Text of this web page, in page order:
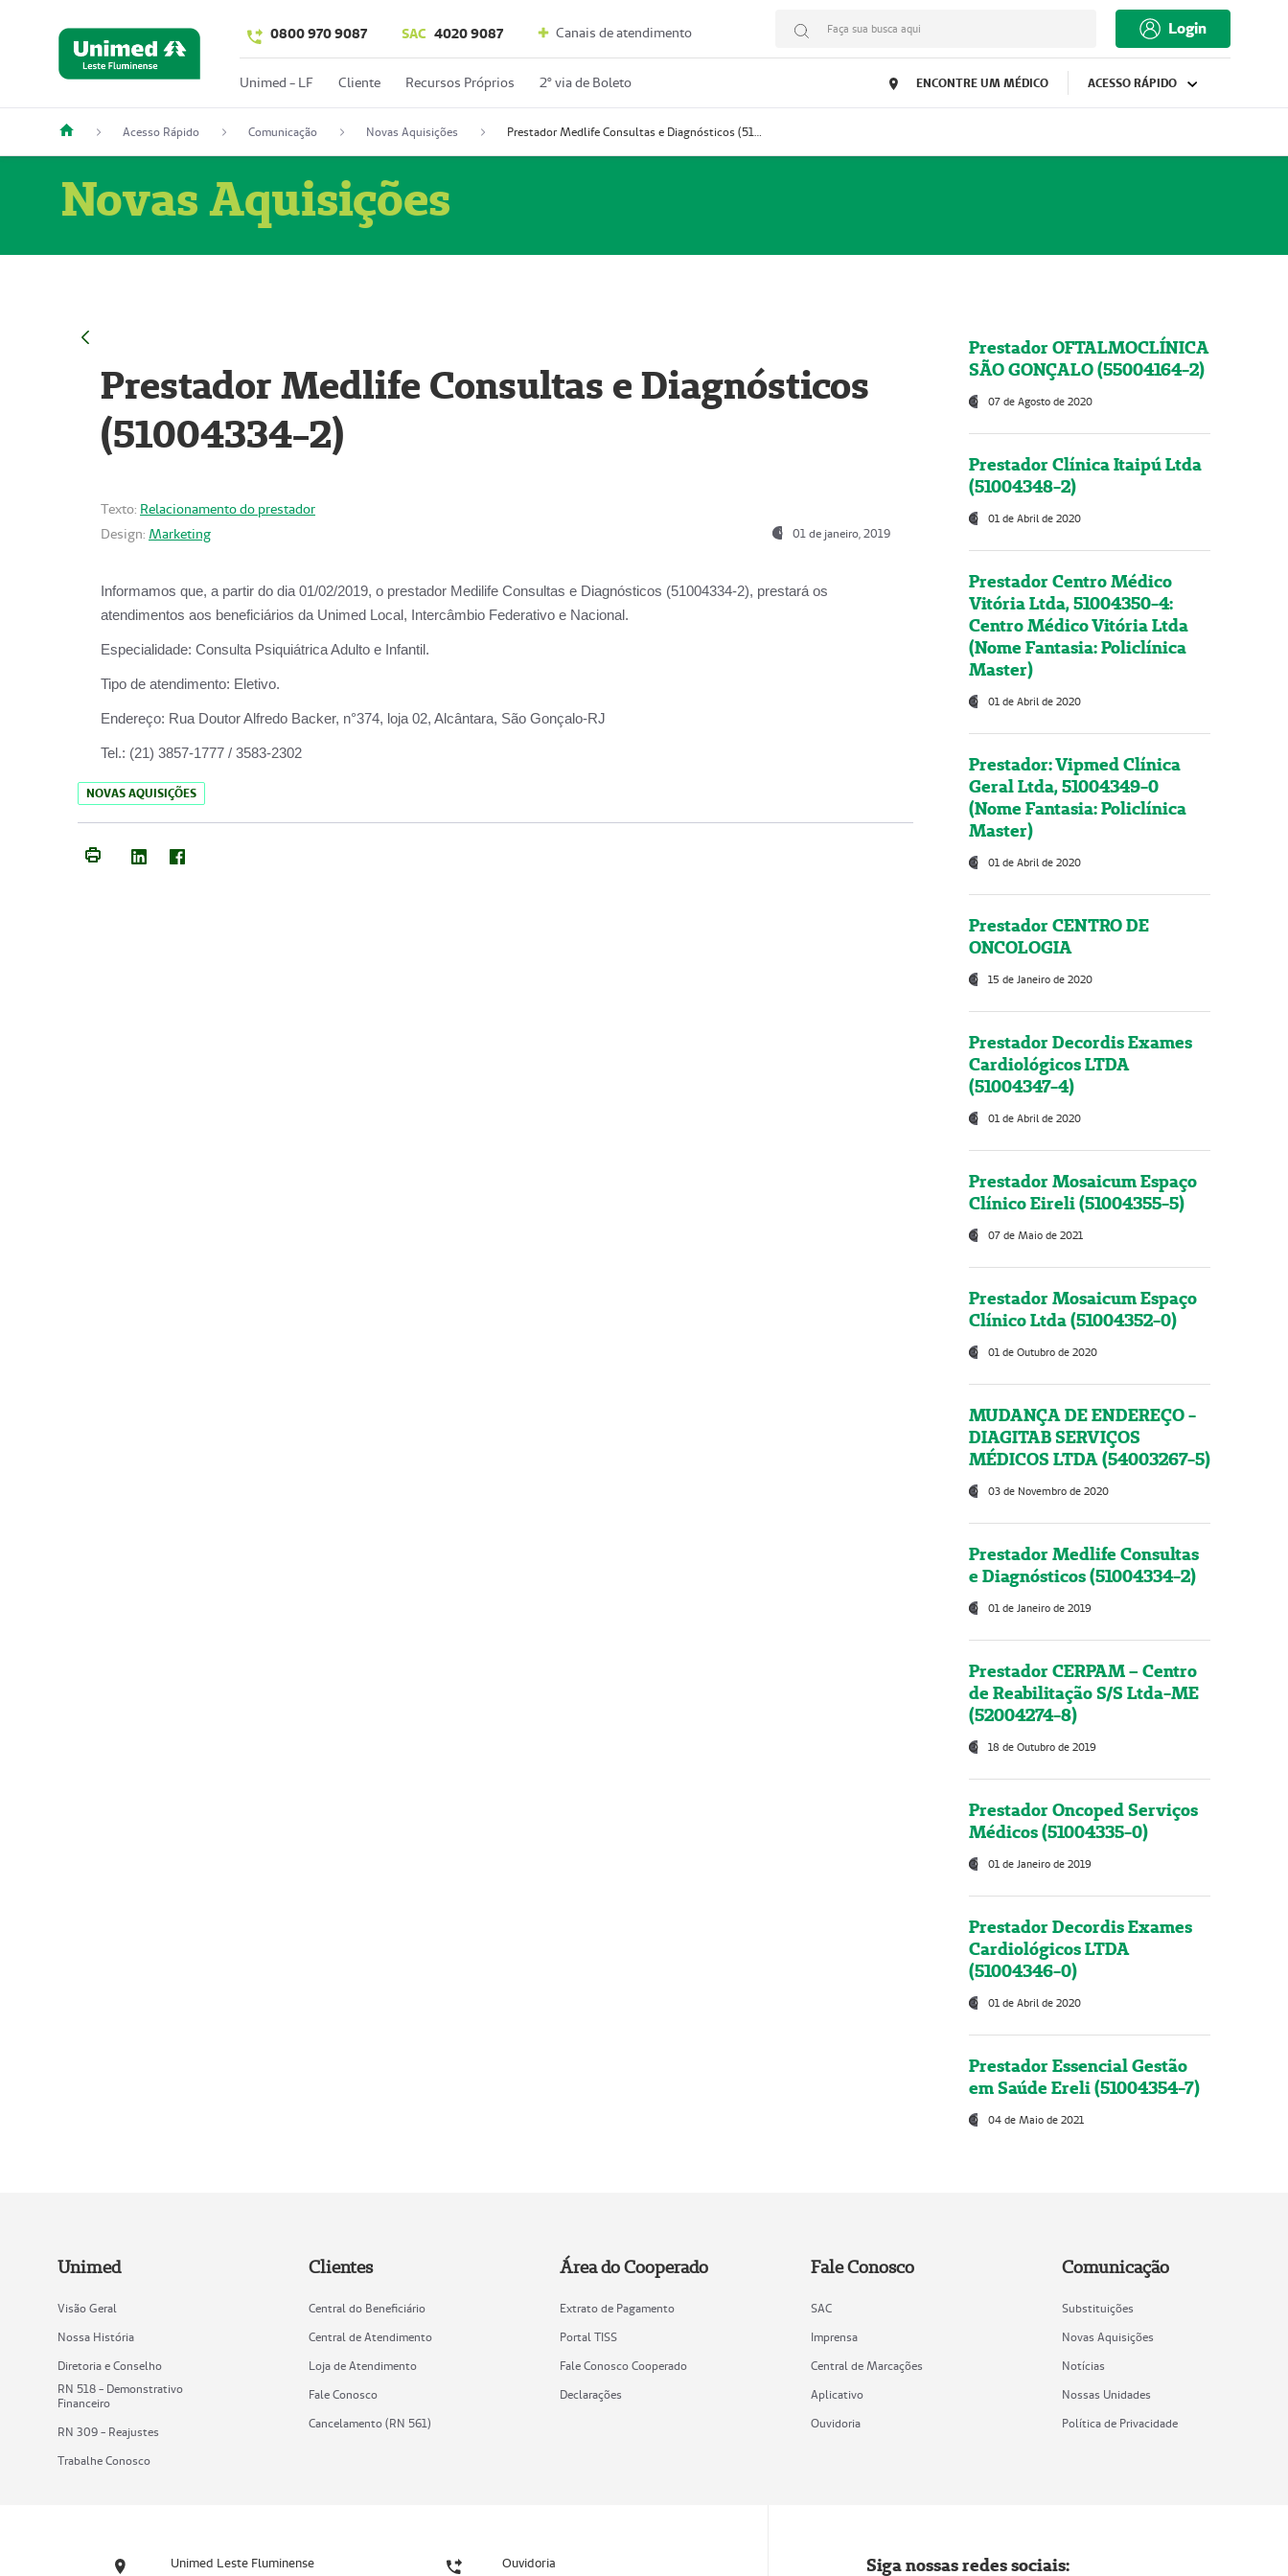
0800 970 9087 SAC 4020 9087 Canais de atendimento Faça sua busca aqui Login
Unimed - LF Cliente Recursos Próprios 2º via de Boleto ENCONTRE UM MÉDICO ACESSO RÁPIDO
Acesso Rápido Comunicação Novas Aquisições Prestador Medlife Consultas e Diagnósticos (51004334-2)
Novas Aquisições
Prestador Medlife Consultas e Diagnósticos
(51004334-2)
Texto: Relacionamento do prestador
Design: Marketing 01 de janeiro, 2019
Informamos que, a partir do dia 01/02/2019, o prestador Medilife Consultas e Diagnósticos (51004334-2), prestará os
atendimentos aos beneficiários da Unimed Local, Intercâmbio Federativo e Nacional.
Especialidade: Consulta Psiquiátrica Adulto e Infantil.
Tipo de atendimento: Eletivo.
Endereço: Rua Doutor Alfredo Backer, n°374, loja 02, Alcântara, São Gonçalo-RJ
Tel.: (21) 3857-1777 / 3583-2302
NOVAS AQUISIÇÕES
Prestador OFTALMOCLÍNICA
SÃO GONÇALO (55004164-2)
07 de Agosto de 2020
Prestador Clínica Itaipú Ltda
(51004348-2)
01 de Abril de 2020
Prestador Centro Médico
Vitória Ltda, 51004350-4:
Centro Médico Vitória Ltda
(Nome Fantasia: Policlínica
Master)
01 de Abril de 2020
Prestador: Vipmed Clínica
Geral Ltda, 51004349-0
(Nome Fantasia: Policlínica
Master)
01 de Abril de 2020
Prestador CENTRO DE
ONCOLOGIA
15 de Janeiro de 2020
Prestador Decordis Exames
Cardiológicos LTDA
(51004347-4)
01 de Abril de 2020
Prestador Mosaicum Espaço
Clínico Eireli (51004355-5)
07 de Maio de 2021
Prestador Mosaicum Espaço
Clínico Ltda (51004352-0)
01 de Outubro de 2020
MUDANÇA DE ENDEREÇO -
DIAGITAB SERVIÇOS
MÉDICOS LTDA (54003267-5)
03 de Novembro de 2020
Prestador Medlife Consultas
e Diagnósticos (51004334-2)
01 de Janeiro de 2019
Prestador CERPAM – Centro
de Reabilitação S/S Ltda-ME
(52004274-8)
18 de Outubro de 2019
Prestador Oncoped Serviços
Médicos (51004335-0)
01 de Janeiro de 2019
Prestador Decordis Exames
Cardiológicos LTDA
(51004346-0)
01 de Abril de 2020
Prestador Essencial Gestão
em Saúde Ereli (51004354-7)
04 de Maio de 2021
Unimed
Visão Geral
Nossa História
Diretoria e Conselho
RN 518 - Demonstrativo
Financeiro
RN 309 - Reajustes
Trabalhe Conosco
Clientes
Central do Beneficiário
Central de Atendimento
Loja de Atendimento
Fale Conosco
Cancelamento (RN 561)
Área do Cooperado
Extrato de Pagamento
Portal TISS
Fale Conosco Cooperado
Declarações
Fale Conosco
SAC
Imprensa
Central de Marcações
Aplicativo
Ouvidoria
Comunicação
Substituições
Novas Aquisições
Notícias
Nossas Unidades
Política de Privacidade
Unimed Leste Fluminense Ouvidoria Siga nossas redes sociais: